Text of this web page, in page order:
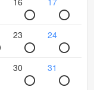
23 24
30 31